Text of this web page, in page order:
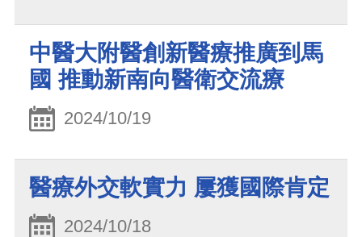
中醫大附醫創新醫療推廣到馬
國 推動新南向醫衛交流療
2024/10/19
醫療外交軟實力 屢獲國際肯定
2024/10/18